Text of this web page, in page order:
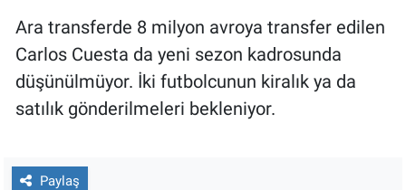
Ara transferde 8 milyon avroya transfer edilen
Carlos Cuesta da yeni sezon kadrosunda
düşünülmüyor. İki futbolcunun kiralık ya da
satılık gönderilmeleri bekleniyor.
Paylaş